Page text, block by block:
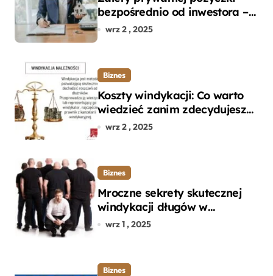
bezpośrednio od inwestora –
dlaczego warto?
wrz 2 , 2025
Biznes
Koszty windykacji: Co warto
wiedzieć zanim zdecydujesz
się na odzyskanie długu?
wrz 2 , 2025
Biznes
Mroczne sekrety skutecznej
windykacji długów w
departamencie windykacji
wrz 1 , 2025
Biznes